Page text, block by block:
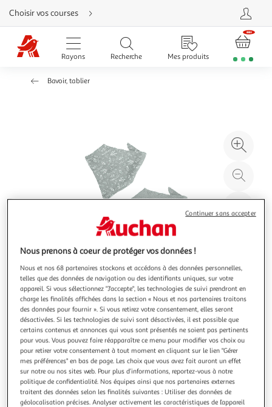
Aller
directement
au
contenu
Aller
directement
Aller
Choisir vos courses
Rayons Recherche Mes produits
Bavoir, tablier
à
100
le
Illustration
précédente
Illustration
suivante
BEBE DOUCEUR
Lot de 2 bavoirs bébé bandana 41cm vert céladon
Informations Techniques : Dimensions : L. 41 x l. 16 cm
Matière : 100% Gaze de Coton Spécificités : Pratique &
Ajustable Lot de 2 Bavoirs Forme Bandana Motif Imprimé
Poids : 0,028 kg Couleur : Vert Céladon
En savoir +
Vendu parParis Prix
Nous prenons à coeur de protéger vos données !
Nous et nos 68 partenaires stockons et accédons à des données personnelles,
telles que des données de navigation ou des identifiants uniques, sur votre
appareil. Si vous sélectionnez "J'accepte", les technologies de suivi prendront en
charge les finalités affichées dans la section « Nous et nos partenaires traitons
des données pour fournir ». Si vous retirez votre consentement, elles seront
désactivées. Si les technologies de suivi sont désactivées, il est possible que
certains contenus et annonces qui vous sont présentés ne soient pas pertinents
pour vous. Vous pouvez faire réapparaître ce menu pour modifier vos choix ou
pour retirer votre consentement à tout moment en cliquant sur le lien "Gérer
mes préférences" en bas de page. Les choix que vous avez fait auront un effet
sur notre ou nos sites web. Pour plus d’informations, reportez-vous à notre
politique de confidentialité. Nos équipes ainsi que nos partenaires externes
traitent des données selon les finalités suivantes : Utiliser des données de
géolocalisation précises. Analyser activement les caractéristiques de l’appareil
Continuer sans accepter